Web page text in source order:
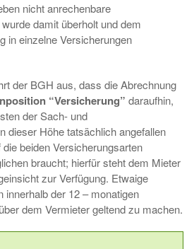
nicht anrechenbare
damit überholt und dem
in einzelne Versicherungen
der BGH aus, dass die Abrechnung
“Versicherung” daraufhin,
der Sach- und
dieser Höhe tatsächlich angefallen
beiden Versicherungsarten
braucht; hierfür steht dem Mieter
zur Verfügung. Etwaige
innerhalb der 12 – monatigen
dem Vermieter geltend zu machen.